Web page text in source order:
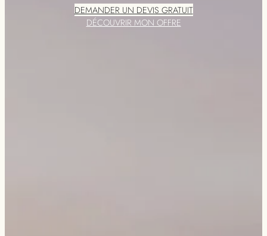
DEMANDER UN DEVIS GRATUIT
DÉCOUVRIR MON OFFRE